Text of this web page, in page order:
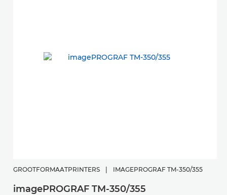
GROOTFORMAATPRINTERS IMAGEPROGRAF TM-350/355
imagePROGRAF TM-350/355